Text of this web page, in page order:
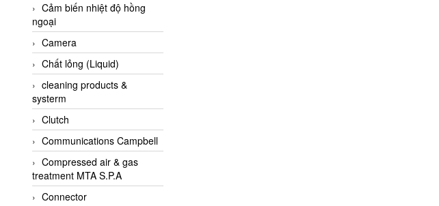
AKO Armaturen &
Separationstechnik
AKO Armaturen &
Separationstechnik Vietnam
AKUSENSE
ALA OFFICINE SPA
Albrecht-Automatik Viet
Nam
Allen Bradley Vietnam
Alpha Moisture Vietnam
Alpha-Achem Vietnam
Cảm biến nhiệt độ hồng
ngoại
Camera
Chất lỏng (Liquid)
cleaning products &
systerm
Clutch
Communications Campbell
Compressed air & gas
treatment MTA S.P.A
Connector